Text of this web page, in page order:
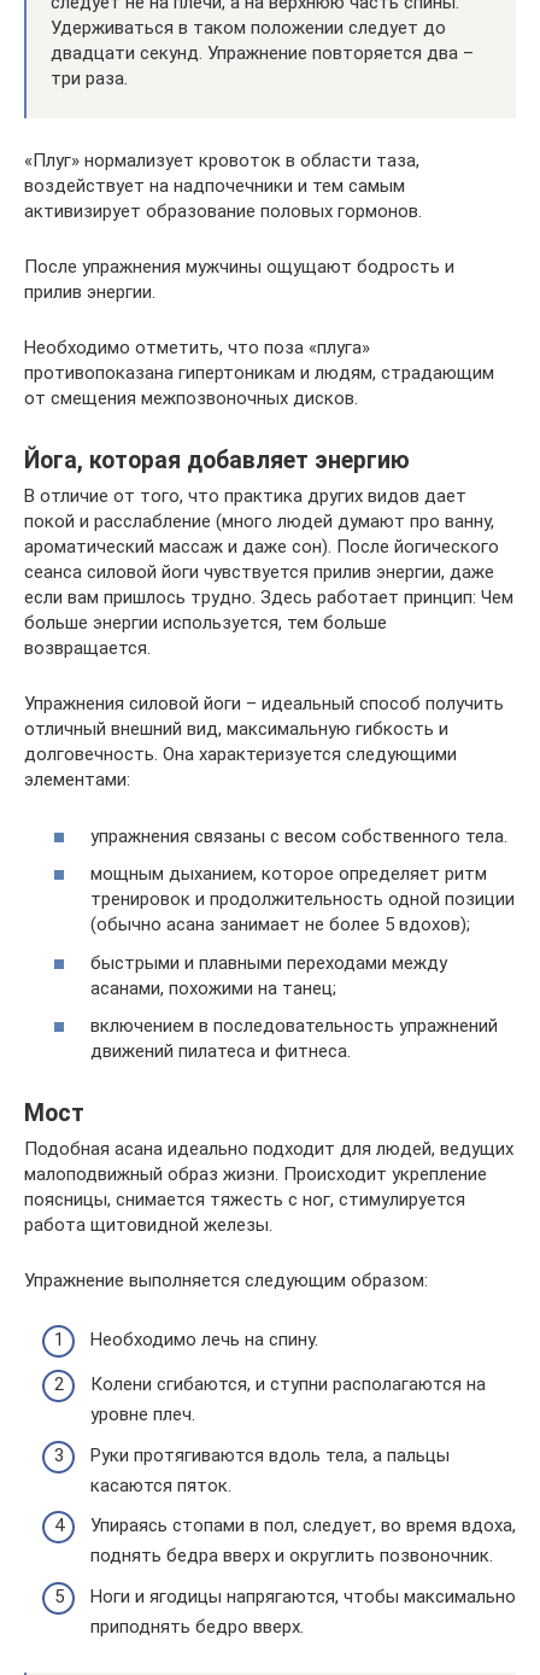
Удерживаться в таком положении следует до
двадцати секунд. Упражнение повторяется два –
три раза.
«Плуг» нормализует кровоток в области таза,
воздействует на надпочечники и тем самым
активизирует образование половых гормонов.
После упражнения мужчины ощущают бодрость и
прилив энергии.
Необходимо отметить, что поза «плуга»
противопоказана гипертоникам и людям, страдающим
от смещения межпозвоночных дисков.
Йога, которая добавляет энергию
В отличие от того, что практика других видов дает
покой и расслабление (много людей думают про ванну,
ароматический массаж и даже сон). После йогического
сеанса силовой йоги чувствуется прилив энергии, даже
если вам пришлось трудно. Здесь работает принцип: Чем
больше энергии используется, тем больше
возвращается.
Упражнения силовой йоги – идеальный способ получить
отличный внешний вид, максимальную гибкость и
долговечность. Она характеризуется следующими
элементами:
упражнения связаны с весом собственного тела.
мощным дыханием, которое определяет ритм
тренировок и продолжительность одной позиции
(обычно асана занимает не более 5 вдохов);
быстрыми и плавными переходами между
асанами, похожими на танец;
включением в последовательность упражнений
движений пилатеса и фитнеса.
Мост
Подобная асана идеально подходит для людей, ведущих
малоподвижный образ жизни. Происходит укрепление
поясницы, снимается тяжесть с ног, стимулируется
работа щитовидной железы.
Упражнение выполняется следующим образом:
Необходимо лечь на спину.
Колени сгибаются, и ступни располагаются на
уровне плеч.
Руки протягиваются вдоль тела, а пальцы
касаются пяток.
Упираясь стопами в пол, следует, во время вдоха,
поднять бедра вверх и округлить позвоночник.
Ноги и ягодицы напрягаются, чтобы максимально
приподнять бедро вверх.